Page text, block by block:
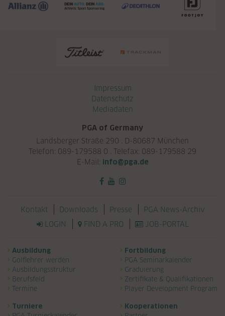
Impressum
Datenschutz
Mediadaten
PGA of Germany
Landsberger Straße 290 . D-80687 München
Telefon: 089-179588 0 . Telefax: 089-179588 29
E-Mail: info@pga.de
Navigation überspringen
Kontakt Downloads Presse
PGA News-Archiv
LOGIN
FIND A PRO JOB-PORTAL
Navigation überspringen
Ausbildung
Golflehrer werden
Ausbildungsstruktur
Berufsfeld
Termine
Fortbildung
PGA Seminarkalender
Graduierung
Zertifikate & Qualifikationen
Player Development Program
Turniere
Kooperationen